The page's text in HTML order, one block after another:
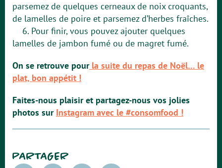
parsemez de quelques cerneaux de noix croquants,
de lamelles de poire et parsemez d’herbes fraîches.
6. Pour finir, vous pouvez ajouter quelques
lamelles de jambon fumé ou de magret fumé.
On se retrouve pourla suite du repas de Noël… le
plat, bon appétit !
Faites-nous plaisir et partagez-nous vos jolies
photos sur Instagram avec le #consomfood !
PARTAGER